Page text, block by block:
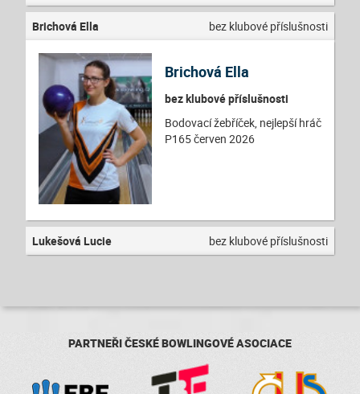
Brichová Ella bez klubové příslušnosti
Brichová Ella
bez klubové příslušnosti
Bodovací žebříček, nejlepší hráč
P165 červen 2026
Lukešová Lucie bez klubové příslušnosti
PARTNEŘI ČESKÉ BOWLINGOVÉ ASOCIACE